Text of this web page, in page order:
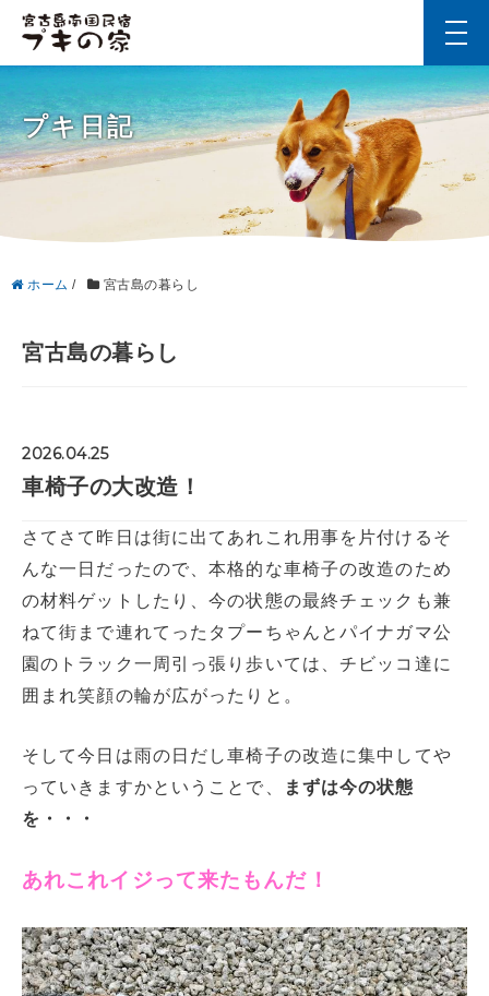
プキ日記
ホーム / 宮古島の暮らし
宮古島の暮らし
2026.04.25
車椅子の大改造！
さてさて昨日は街に出てあれこれ用事を片付けるそ
んな一日だったので、本格的な車椅子の改造のため
の材料ゲットしたり、今の状態の最終チェックも兼
ねて街まで連れてったタプーちゃんとパイナガマ公
園のトラック一周引っ張り歩いては、チビッコ達に
囲まれ笑顔の輪が広がったりと。
そして今日は雨の日だし車椅子の改造に集中してや
っていきますかということで、
まずは今の状態
を・・・
あれこれイジって来たもんだ！
t
o
g
g
l
v
a